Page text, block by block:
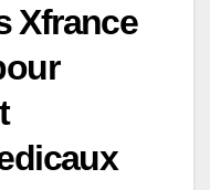
Xfrance